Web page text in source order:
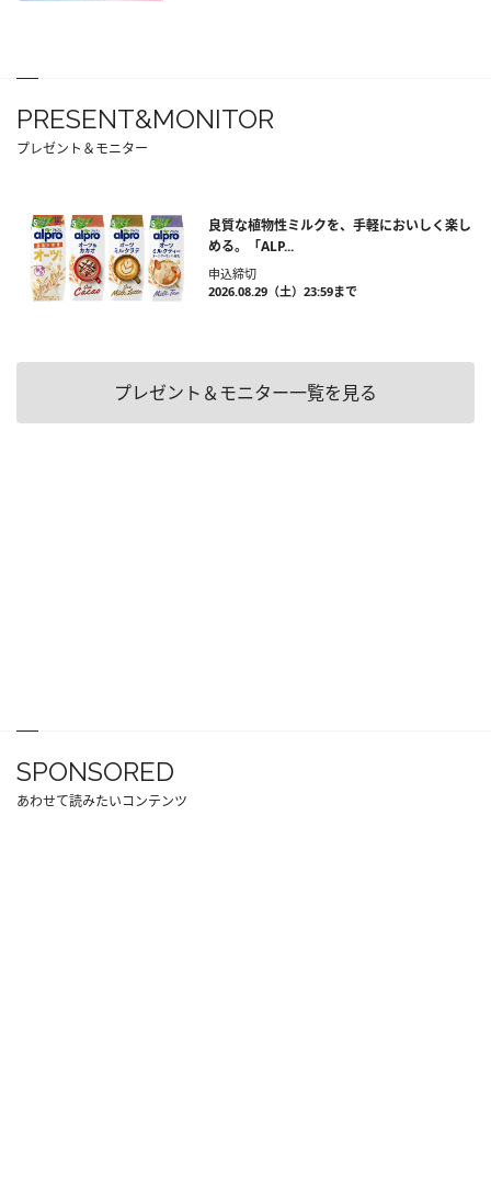
PRESENT&MONITOR
プレゼント＆モニター
良質な植物性ミルクを、手軽においしく楽し
める。「ALP...
申込締切
2026.08.29（土）23:59まで
プレゼント＆モニター一覧を見る
SPONSORED
あわせて読みたいコンテンツ